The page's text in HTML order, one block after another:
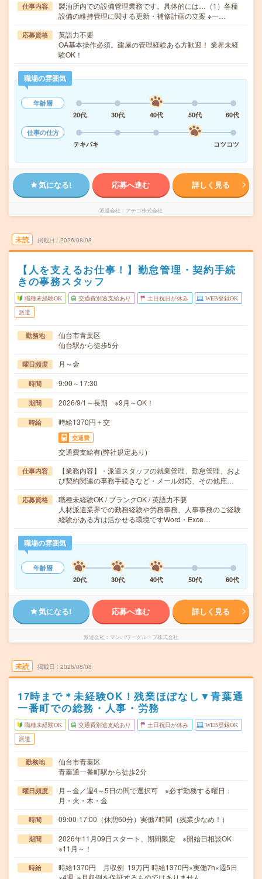
仕事内容
製油所内での設備管理業務です。具体的には…（1）各種
設備の維持管理に関する更新・補修計画の立案 ※一…
応募資格
英語力不要
OA基本操作必須。建屋の管理経験ある方歓迎！ 業界未経
験OK！
職場の雰囲気
年齢層
20代
30代 40代 50代
60代
仕事の仕方
テキパキ
コツコツ
気になる! 応募へ進む 詳しく見る
派遣会社 アデコ株式会社
未読 掲載日 2026/08/08
【人を支えるお仕事！】勤怠管理・契約手続
きの事務スタッフ
職種未経験OK 交通費別途支給あり 土日祝日が休み WEB登録OK
派遣
勤務地
仙台市青葉区
仙台駅から徒歩5分
曜日頻度 月～金
時間 9:00～17:30
期間 2026/9/1～長期 ※9月～OK！
時給 時給1370円＋交
交通費
交通費支給有(弊社規定あり)
仕事内容
【業務内容】・派遣スタッフの就業管理、勤怠管理、およ
び契約関連の事務手続きなど・メール対応、その他庶…
応募資格
職種未経験OK / ブランクOK / 英語力不要
人材派遣業界での勤務経験や労務事務、人事事務のご経験
経験がある方は活かせる環境ですWord・Exce…
職場の雰囲気
年齢層
20代
30代 40代 50代 60代
気になる! 応募へ進む 詳しく見る
派遣会社 マンパワーグループ株式会社
未読 掲載日 2026/08/08
17時まで＊未経験OK！残業ほぼなし▼青葉通
一番町での総務・人事・労務
職種未経験OK 交通費別途支給あり 土日祝日が休み WEB登録OK
派遣
勤務地
仙台市青葉区
青葉通一番町駅から徒歩2分
曜日頻度
月～金／週4～5日の間で選択可 ※必ず勤務する曜日：
月・火・木・金
時間 09:00-17:00（休憩60分）実働7時間（残業少なめ！）
期間
2026年11月09日スタート、期間限定 ※開始日相談OK
※11月～！
時給
時給1370円 月収例 19万円 時給1370円×実働7h×週5日
×4週 ※月収例を保証するものではありません。